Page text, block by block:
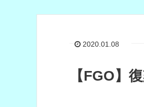
2020.01.08
【FGO】